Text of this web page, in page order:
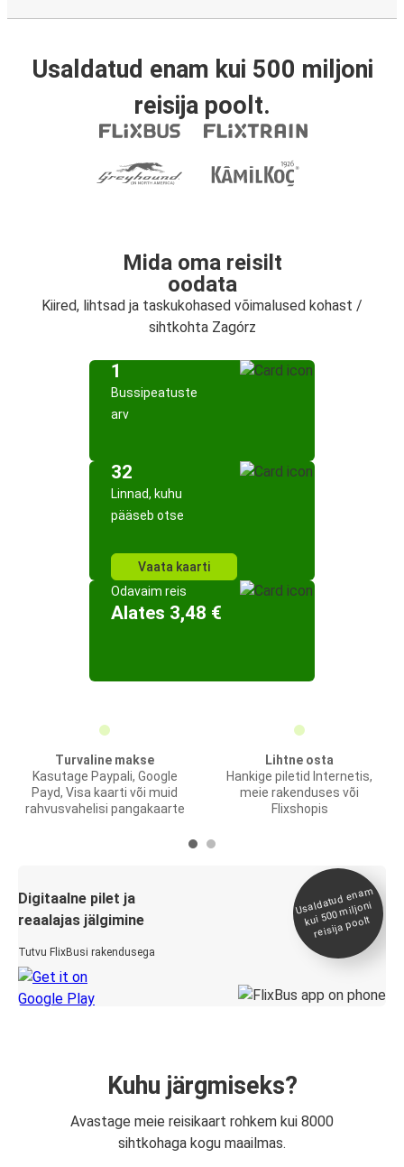
Usaldatud enam kui 500 miljoni
reisija poolt.
Mida oma reisilt
oodata
Kiired, lihtsad ja taskukohased võimalused kohast /
sihtkohta Zagórz
1
Bussipeatuste
arv
32
Linnad, kuhu
pääseb otse
Vaata kaarti
Odavaim reis
Alates 3,48 €
Turvaline makse
Kasutage Paypali, Google
Payd, Visa kaarti või muid
rahvusvahelisi pangakaarte
Lihtne osta
Hankige piletid Internetis,
meie rakenduses või
Flixshopis
Digitaalne pilet ja
reaalajas jälgimine
Tutvu FlixBusi rakendusega
Usaldatud ena
m
kui 500
miljoni
reisija poolt
Kuhu järgmiseks?
Avastage meie reisikaart rohkem kui 8000
sihtkohaga kogu maailmas.